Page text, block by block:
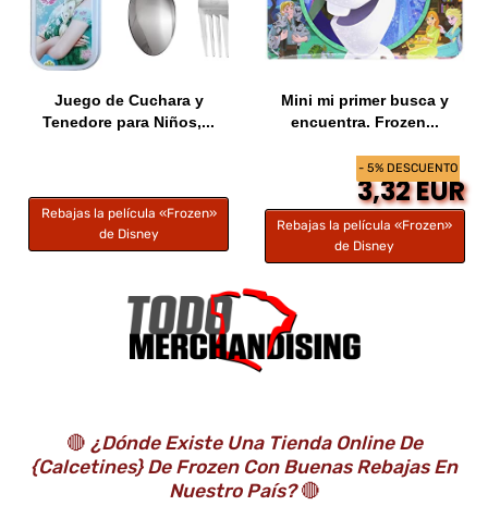
Juego de Cuchara y
Tenedore para Niños,...
Rebajas la película «Frozen»
de Disney
- 5% DESCUENTO
Mini mi primer busca y
encuentra. Frozen...
3,32 EUR
Rebajas la película «Frozen»
de Disney
🔴 ¿Dónde Existe Una Tienda Online De
{calcetines} De Frozen Con Buenas Rebajas En
Nuestro País?🔴